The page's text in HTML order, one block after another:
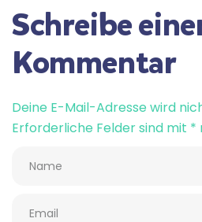
Schreibe
Kommentar
Deine E-Mail-Adresse wird
Erforderliche Felder sind mit *